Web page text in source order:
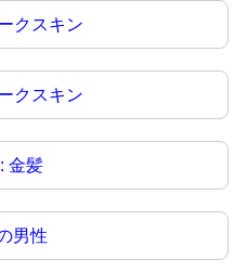
クスキン
クスキン
金髪
男性